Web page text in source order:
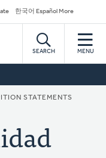
한국어 Español More
SEARCH MENU
STATEMENTS